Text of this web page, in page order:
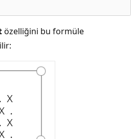
özelliğini bu formüle